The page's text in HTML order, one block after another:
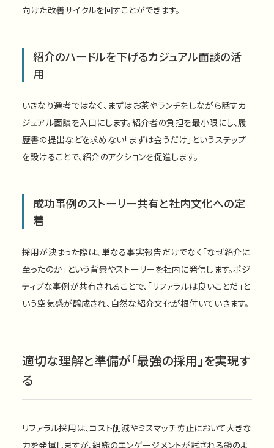
向けた改善サイクルを回すことができます。
紹介のハードルを下げるカジュアル面談の活
用
いきなり選考ではなく、まずはお茶やランチをしながら話すカ
ジュアル面談を入口にします。紹介者の負担を最小限にし、履
歴書の提出などを求めない「まずは会うだけ」というステップ
を設けることで、紹介のアクションを促進します。
成功事例のストーリー共有と社内文化への定
着
採用が決まった際は、単なる事実報告だけでなく「なぜ紹介に
至ったのか」という背景やストーリーを社内に発信します。ポジ
ティブな事例が共有されることで、「リファラルは良いことだ」と
いう空気感が醸成され、自然な紹介文化が根付いていきます。
適切な理解と準備が「最強の採用」を実現す
る
リファラル採用は、コスト削減やミスマッチ防止において大きな
力を発揮しますが、組織のエンゲージメントが試される鏡のよ